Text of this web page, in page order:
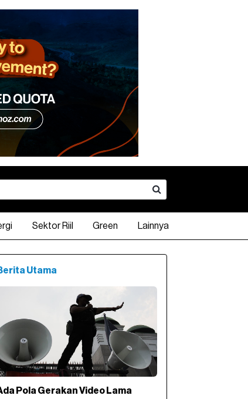
Sektor Riil Green Lainnya
Utama
Pola Gerakan Video Lama